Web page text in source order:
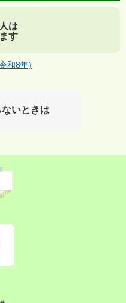
は
す
和8年)
ないときは